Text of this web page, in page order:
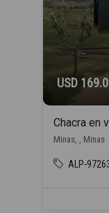
USD
Chacra en
Minas, , Minas
ALP-